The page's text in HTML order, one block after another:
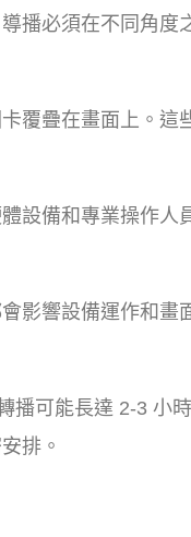
播必須在不同角度
覆疊在畫面上。這
設備和專業操作人
影響設備運作和畫
播可能長達 2-3 小
排。